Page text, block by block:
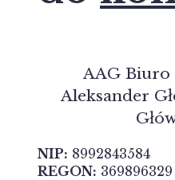
AAG Biuro
Aleksander
NIP: 8992843584
REGON: 369896329